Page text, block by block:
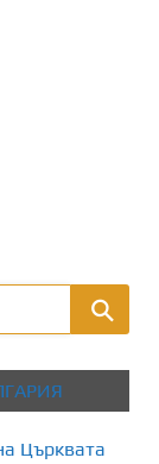
Църквата